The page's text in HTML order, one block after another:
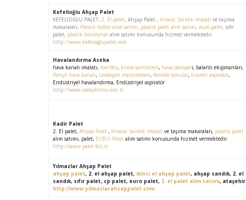
Kefelioğlu Ahşap Palet
KEFELİOĞLU PALET; 2. El palet, Ahşap Palet , ihracat Sandık imalatı ve taşıma
makaraları, Plastik bidon alım satımı, plastik palet alım satımı, euro palet, sıfır
palet, plastik konteyner alım satımı konusunda hizmet vermektedir.
http://www.kefelioglupalet.com
Havalandırma Aseka
hava kanalı imalatı, menfez, klima santralleri, hava damperi, balantı ekipmanları,
flanşlı hava kanalı, izolasyon malzemeleri, flexible borular, hücreli aspiratör,
Endüstriyel havalandırma, Endüstriyel aspiratör
http://www.asekaklima.com.tr
Kadir Palet
2. El palet, Ahşap Palet , ihracat Sandık imalatı ve taşıma makaraları, plastik palet
alım satımı, palet, EURO Palet alım satımı konusunda hizmet vermektedir.
http://www.palet.biz.tr
Yılmazlar Ahşap Palet
ahşap palet, 2. el ahşap palet, ikinci el ahşap palet, ahşap sandık, 2. el
sandık, sıfır palet, cp palet, euro palet, 2. el palet alım satımı, ataşehir
http://www.yilmazlarahsappalet.com